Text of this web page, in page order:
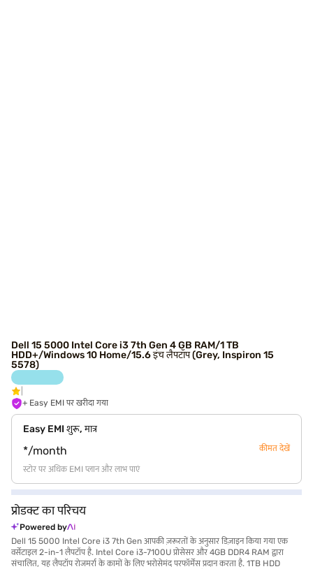
Dell 15 5000 Intel Core i3 7th Gen 4 GB RAM/1 TB
HDD+/Windows 10 Home/15.6 इंच लैपटॉप (Grey, Inspiron 15
5578)
+ Easy EMI पर खरीदा गया
Easy EMI शुरू, मात्र
*/month कीमत देखें
स्टोर पर अधिक EMI प्लान और लाभ पाएं
प्रोडक्ट का परिचय
Powered by
Dell 15 5000 Intel Core i3 7th Gen आपकी ज़रूरतों के अनुसार डिज़ाइन किया गया एक
वर्सेटाइल 2-in-1 लैपटॉप है. Intel Core i3-7100U प्रोसेसर और 4GB DDR4 RAM द्वारा
संचालित, यह लैपटॉप रोजमर्रा के कामों के लिए भरोसेमंद परफॉर्मेंस प्रदान करता है. 1TB HDD